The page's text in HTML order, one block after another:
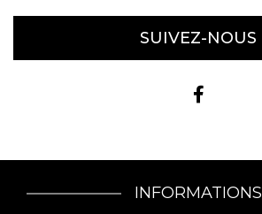
SUIVEZ-NOUS
INFORMATIONS